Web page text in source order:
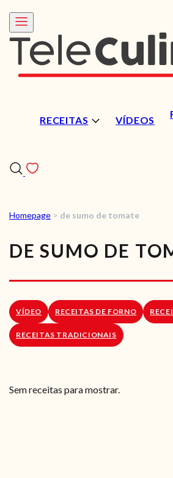
RECEITAS VÍDEOS
RECEITAS
VÍDEOS
RECEITAS
SOBRE
LOJA
Homepage > de sumo de tomate
DE SUMO DE
VÍDEO RECEITAS DE FORNO
RECEITAS TRADICIONAIS
Sem receitas para mostrar.